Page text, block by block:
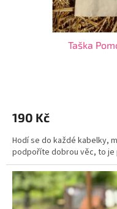
Taška
190 Kč
Hodí se do každé kabelky,
podpoříte dobrou věc, to je